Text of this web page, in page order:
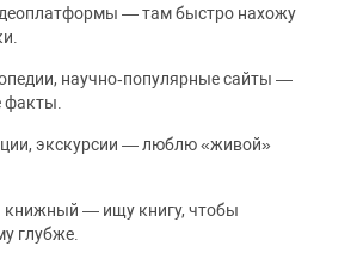
— там быстро нахожу
научно‑популярные сайты —
факты.
экскурсии — люблю «живой»
книжный — ищу книгу, чтобы
глубже.